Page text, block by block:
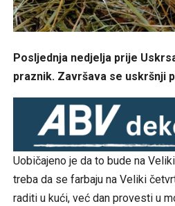
Posljednja nedjelja prije
praznik. Završava se uskršnji
Uobičajeno je da to bude na
treba da se farbaju na Veliki
raditi u kući, već dan provesti u